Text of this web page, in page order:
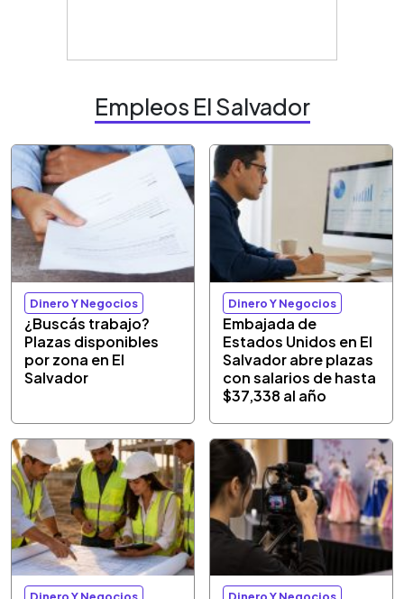
Empleos El Salvador
Dinero Y Negocios
¿Buscás trabajo?
Plazas disponibles
por zona en El
Salvador
Dinero Y Negocios
Embajada de
Estados Unidos en El
Salvador abre plazas
con salarios de hasta
$37,338 al año